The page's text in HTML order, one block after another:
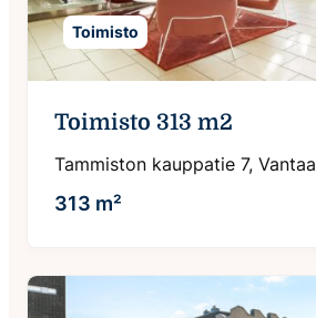
Toimisto
Toimisto 313 m2
Tammiston kauppatie 7, Vantaa
313 m²